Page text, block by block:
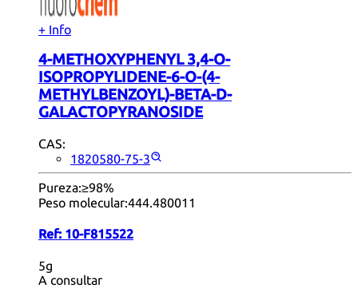
+ Info
4-METHOXYPHENYL 3,4-O-
ISOPROPYLIDENE-6-O-(4-
METHYLBENZOYL)-BETA-D-
GALACTOPYRANOSIDE
CAS:
1820580-75-3
Pureza:≥98%
Peso molecular:444.480011
Ref: 10-F815522
5g
A consultar